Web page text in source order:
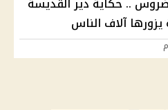
آلاف الناس